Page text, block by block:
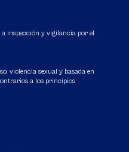
inspección y vigilancia por el
violencia sexual y basada en
a los principios